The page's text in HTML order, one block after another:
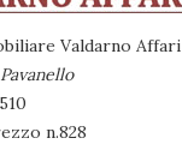
Valdarno Affari
n.828